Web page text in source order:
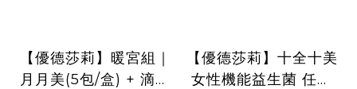
【優德莎莉】暖宮組｜
月月美(5包/盒) + 滴雞
【優德莎莉】十全十美
女性機能益生菌 任選